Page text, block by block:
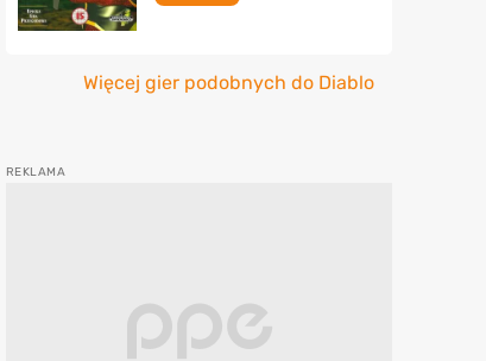
Więcej gier podobnych do Diablo